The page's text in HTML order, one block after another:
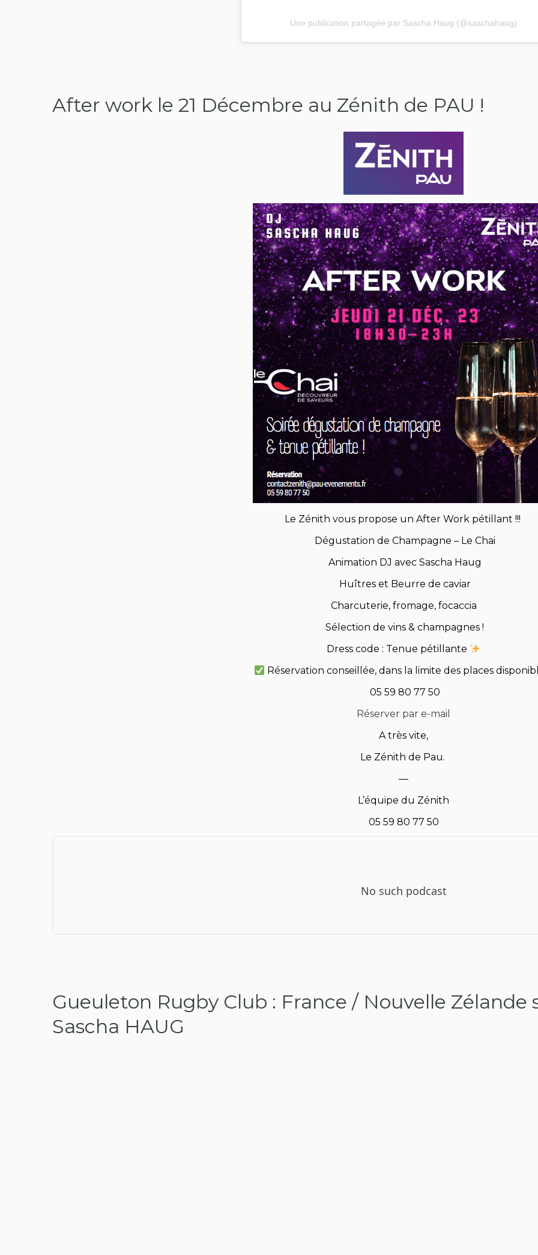
Une publication partagée par Sascha Haug (@saschahaug)
After work le 21 Décembre au Zénith de PAU !
Le Zénith vous propose un After Work pétillant !!!
Dégustation de Champagne – Le Chai
Animation DJ avec Sascha Haug
Huîtres et Beurre de caviar
Charcuterie, fromage, focaccia
Sélection de vins & champagnes !
Dress code : Tenue pétillante
Réservation conseillée, dans la limite des places
05 59 80 77 50
Réserver par e-mail
A très vite,
Le Zénith de Pau.
—
L’équipe du Zénith
05 59 80 77 50
Gueuleton Rugby Club : France / Nouvelle Zélande
Sascha HAUG